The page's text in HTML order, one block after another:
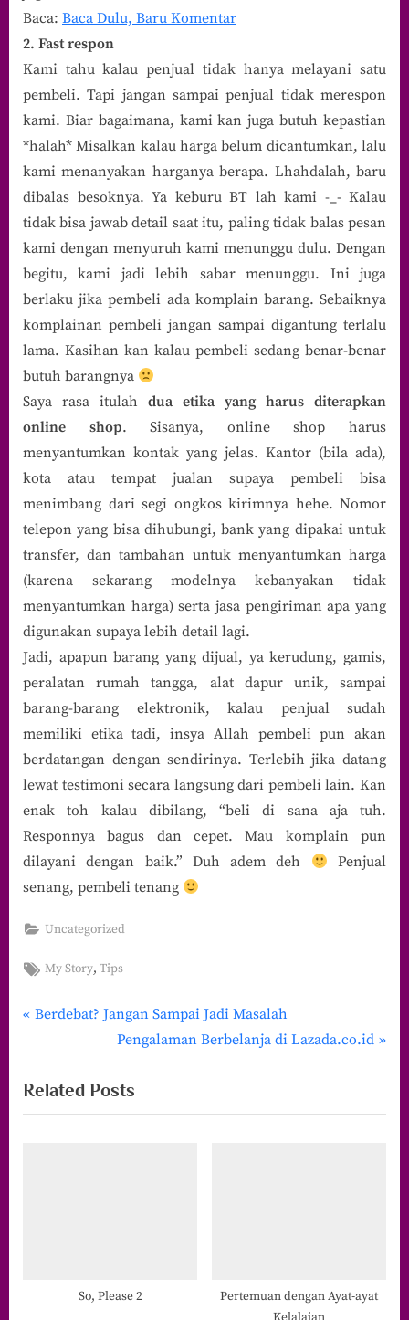
Baca: Baca Dulu, Baru Komentar
2. Fast respon
Kami tahu kalau penjual tidak hanya melayani satu
pembeli. Tapi jangan sampai penjual tidak merespon
kami. Biar bagaimana, kami kan juga butuh kepastian
*halah* Misalkan kalau harga belum dicantumkan, lalu
kami menanyakan harganya berapa. Lhahdalah, baru
dibalas besoknya. Ya keburu BT lah kami -_- Kalau
tidak bisa jawab detail saat itu, paling tidak balas pesan
kami dengan menyuruh kami menunggu dulu. Dengan
begitu, kami jadi lebih sabar menunggu. Ini juga
berlaku jika pembeli ada komplain barang. Sebaiknya
komplainan pembeli jangan sampai digantung terlalu
lama. Kasihan kan kalau pembeli sedang benar-benar
butuh barangnya
Saya rasa itulah dua etika yang harus diterapkan
online shop. Sisanya, online shop harus
menyantumkan kontak yang jelas. Kantor (bila ada),
kota atau tempat jualan supaya pembeli bisa
menimbang dari segi ongkos kirimnya hehe. Nomor
telepon yang bisa dihubungi, bank yang dipakai untuk
transfer, dan tambahan untuk menyantumkan harga
(karena sekarang modelnya kebanyakan tidak
menyantumkan harga) serta jasa pengiriman apa yang
digunakan supaya lebih detail lagi.
Jadi, apapun barang yang dijual, ya kerudung, gamis,
peralatan rumah tangga, alat dapur unik, sampai
barang-barang elektronik, kalau penjual sudah
memiliki etika tadi, insya Allah pembeli pun akan
berdatangan dengan sendirinya. Terlebih jika datang
lewat testimoni secara langsung dari pembeli lain. Kan
enak toh kalau dibilang, “beli di sana aja tuh.
Responnya bagus dan cepet. Mau komplain pun
dilayani dengan baik.” Duh adem deh
Penjual
senang, pembeli tenang
Uncategorized
Tags:
My Story,Tips
Navigasi
P
v
i
Berdebat? Jangan Sampai Jadi Masalah
N
x
t
Pengalaman Berbelanja di Lazada.co.id
Related Posts
So, Please 2
Pertemuan dengan Ayat-ayat